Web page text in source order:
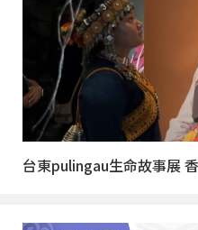
台東pulingau生命故事展